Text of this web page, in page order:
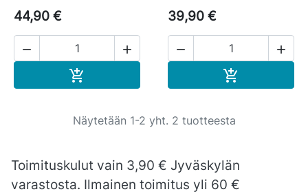
44,90 €
 

39,90 €
 

Näytetään 1-2 yht. 2 tuotteesta
Toimituskulut vain 3,90 € Jyväskylän
varastosta. Ilmainen toimitus yli 60 €